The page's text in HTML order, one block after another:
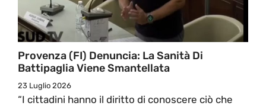
Provenza (FI) Denuncia: La Sanità Di
Battipaglia Viene Smantellata
23 Luglio 2026
“I cittadini hanno il diritto di conoscere ciò che